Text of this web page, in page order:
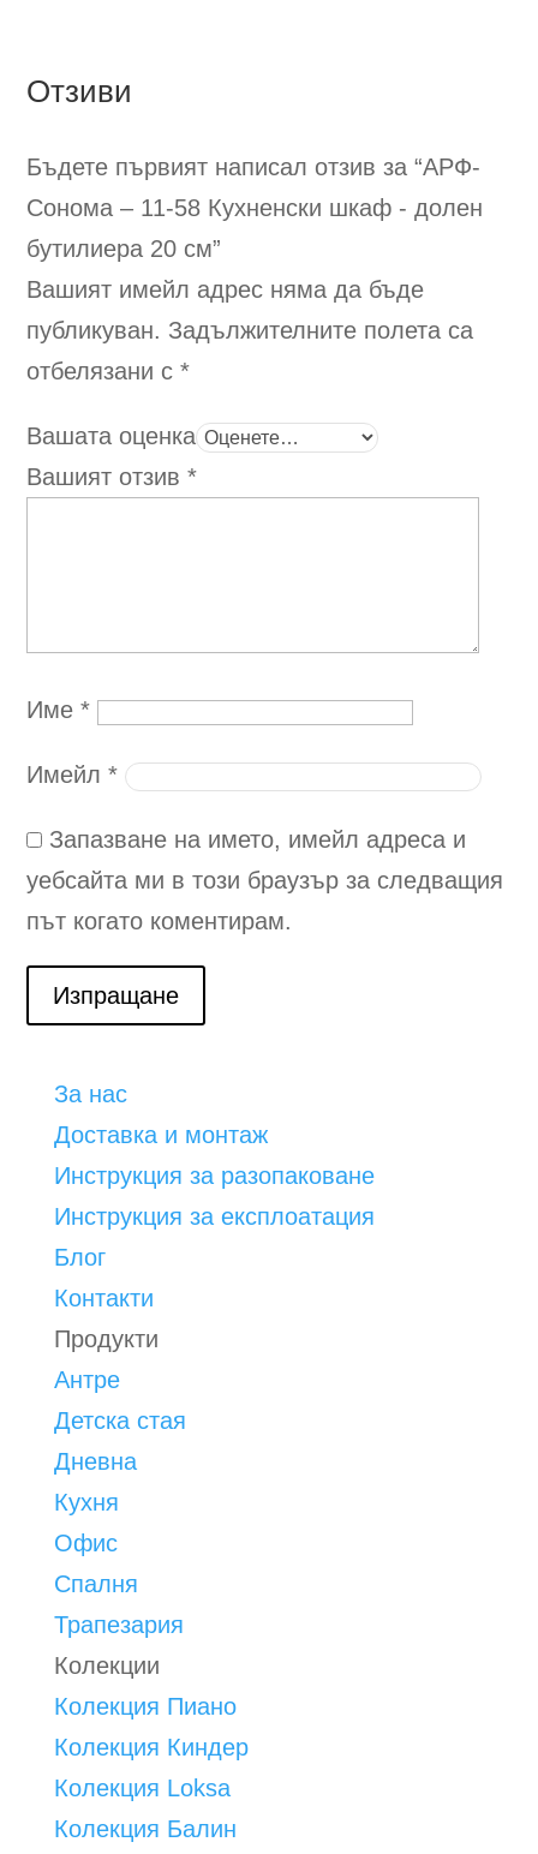
Отзиви
Бъдете първият написал отзив за “АРФ-
Сонома – 11-58 Кухненски шкаф - долен
бутилиера 20 см”
Вашият имейл адрес няма да бъде
публикуван. Задължителните полета са
отбелязани с*
Вашата оценка
Вашият отзив*
Име*
Имейл*
Запазване на името, имейл адреса и
уебсайта ми в този браузър за следващия
път когато коментирам.
Изпращане
За нас
Доставка и монтаж
Инструкция за разопаковане
Инструкция за експлоатация
Блог
Контакти
Продукти
Антре
Детска стая
Дневна
Кухня
Офис
Спалня
Трапезария
Колекции
Колекция Пиано
Колекция Киндер
Колекция Loksa
Колекция Балин